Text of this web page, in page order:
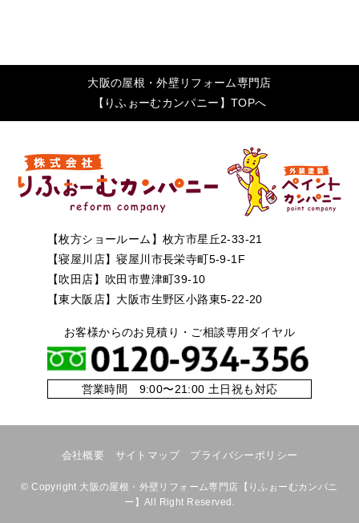
大阪の屋根・外壁リフォーム専門店
【りふぉーむカンパニー】TOPへ
【枚方ショールーム】枚方市星丘2-33-21
【寝屋川店】寝屋川市長栄寺町5-9-1F
【吹田店】吹田市豊津町39-10
【東大阪店】大阪市生野区小路東5-22-20
お客様からのお見積り・ご相談専用ダイヤル
営業時間 9:00〜21:00 土日祝も対応
会社概要 サイトマップ プライバシーポリシー
© Copyright 大阪の屋根・外壁リフォーム専門店【りふぉーむカンパニ
ー】All Right Reserved.